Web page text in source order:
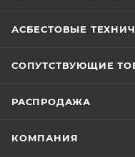
АСБЕСТОВЫЕ
СОПУТСТВУЮЩИЕ
РАСПРОДАЖА
КОМПАНИЯ